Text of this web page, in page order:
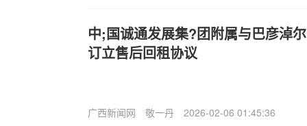
中;国诚通发展集?团附属与巴彦淖
订立售后回租协议
广西新闻网 敬一丹 2026-02-06 01:45:36